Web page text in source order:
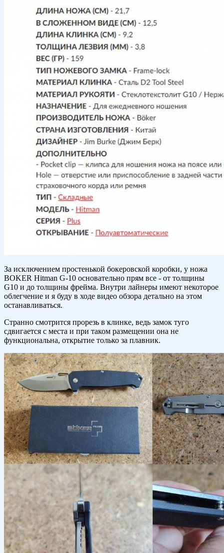
За исключением простенькой бокеровской коробки, у ножа
BOKER Hitman G-10 основательно прям все - от толщины
G10 и до толщины фрейма. Внутри лайнеры имеют некоторое
облегчение и я буду в ходе видео обзора детально на этом
останавливаться.
Странно смотрится прорезь в клинке, ведь замок туго
сдвигается с места и при таком размещении она не
функциональна, открытие только за плавник.